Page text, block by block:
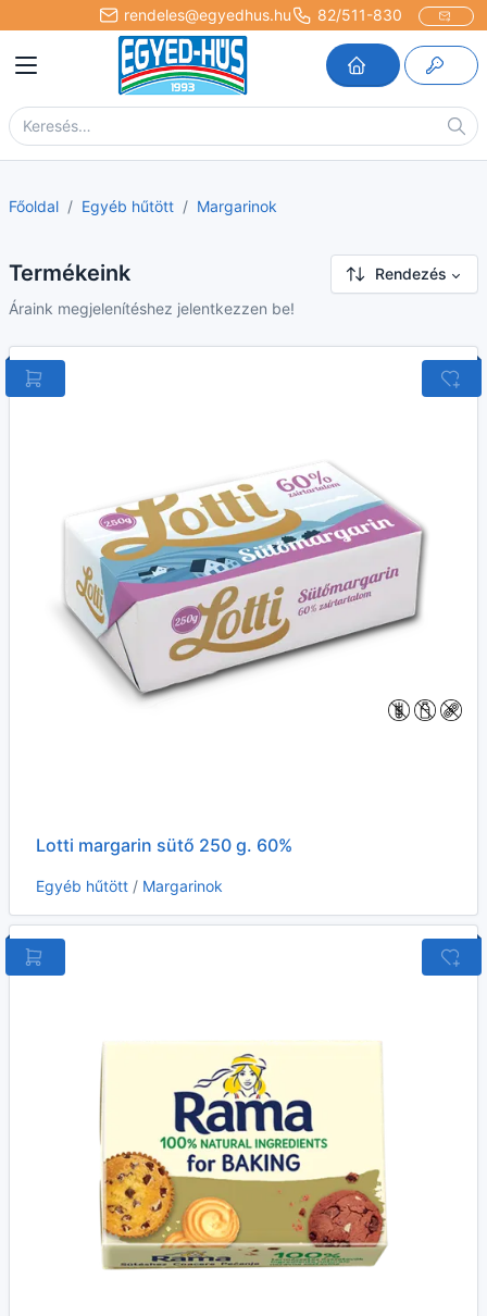
rendeles@egyedhus.hu 82/511-830
Főoldal Egyéb hűtött Margarinok
Termékeink
Rendezés
Áraink megjelenítéshez jelentkezzen be!
Lotti margarin sütő 250 g. 60%
Egyéb hűtött / Margarinok